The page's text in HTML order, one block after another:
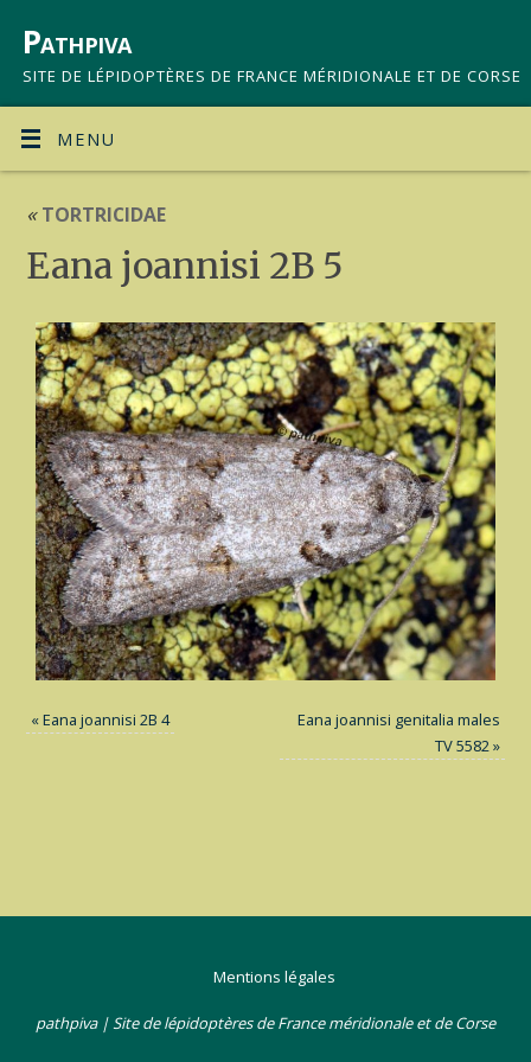
Pathpiva
SITE DE LÉPIDOPTÈRES DE FRANCE MÉRIDIONALE ET DE CORSE
MENU
«TORTRICIDAE
Eana joannisi 2B 5
«Eana joannisi 2B 4
Eana joannisi genitalia males
TV 5582»
Mentions légales
pathpiva | Site de lépidoptères de France méridionale et de Corse